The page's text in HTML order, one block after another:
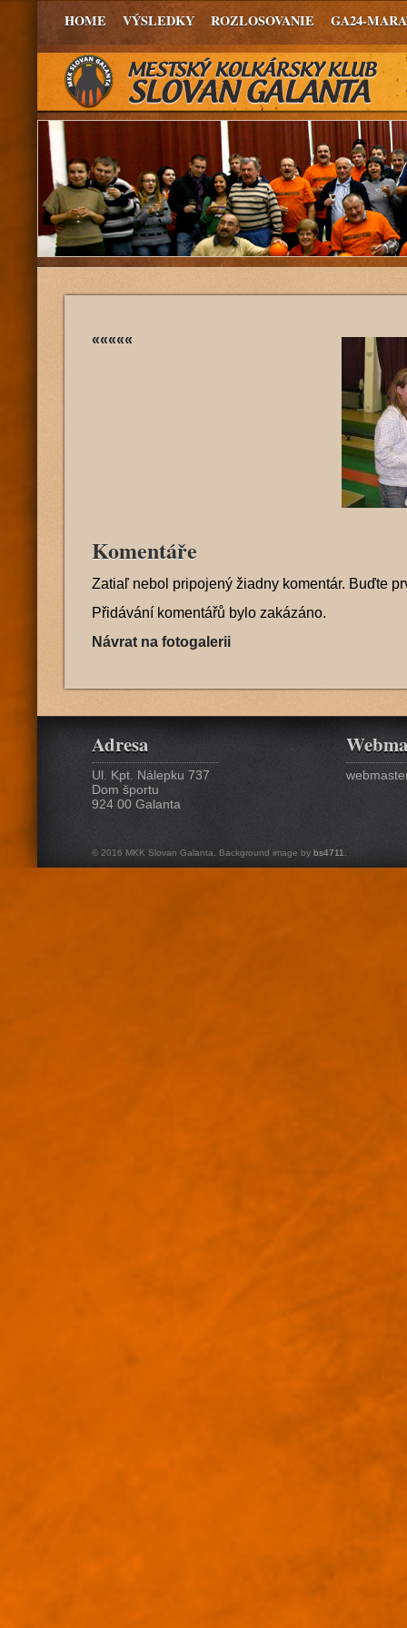
HOME VÝSLEDKY ROZLOSOVANIE GA24-
«««««
Komentáře
Zatiaľ nebol pripojený žiadny komentár. Buďte
Přidávání komentářů bylo zakázáno.
Návrat na fotogalerii
Adresa
Ul. Kpt. Nálepku 737
Dom športu
924 00 Galanta
© 2016 MKK Slovan Galanta. Background image by bs4711